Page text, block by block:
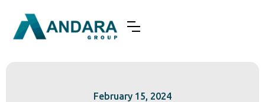
February 15, 2024